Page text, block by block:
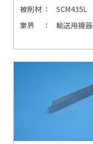
被削材
SCM435L
業界
輸送用機器